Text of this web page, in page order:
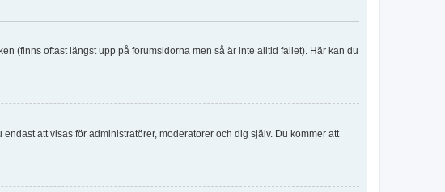
(finns oftast längst upp på forumsidorna men så är inte alltid fallet). Här kan du
att visas för administratörer, moderatorer och dig själv. Du kommer att